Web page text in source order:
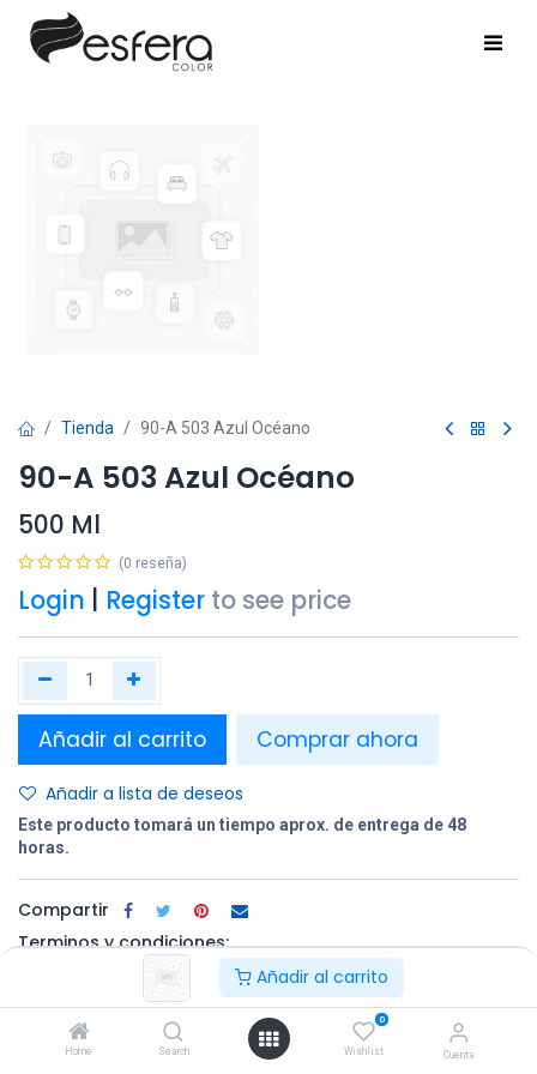
Añadir al carrito
Home Search
0
Wishlist Cuenta
Tienda 90-A 503 Azul Océano
90-A 503 Azul Océano
500 Ml
(0 reseña)
Login Register to see price
Añadir al carrito Comprar ahora
Añadir a lista de deseos
Este producto tomará un tiempo aprox. de entrega de 48
horas.
Compartir
Terminos y condiciones:
100% original
Devolución en
un plazo de 30
Entrega
gratuita en